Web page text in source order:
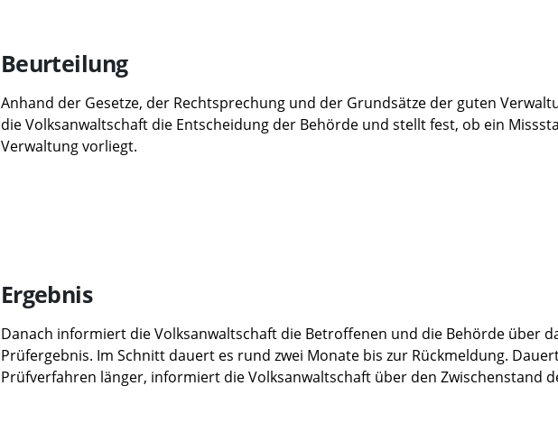
Schritt
5:
Beurteilung
Anhand der Gesetze, der Rechtsprechung und der Grundsätze der guten
die Volksanwaltschaft die Entscheidung der Behörde und stellt fest, ob ein
Verwaltung vorliegt.
Schritt
6:
Ergebnis
Danach informiert die Volksanwaltschaft die Betroffenen und die Behörde über
Prüfergebnis. Im Schnitt dauert es rund zwei Monate bis zur Rückmeldung.
Prüfverfahren länger, informiert die Volksanwaltschaft über den Zwischenstand